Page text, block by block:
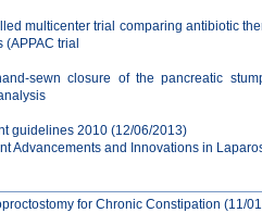
multicenter trial comparing antibiotic
trial
sewn closure of the pancreatic
guidelines 2010 (12/06/2013)
Advancements and Innovations in
for Chronic Constipation (11/